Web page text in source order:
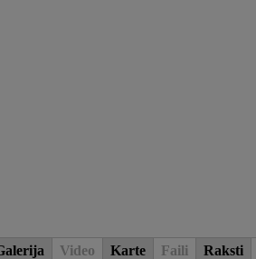
Video Karte Faili Raksti